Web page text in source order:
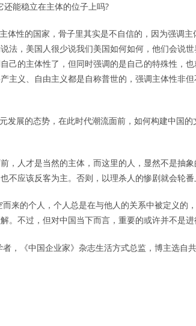
还能稳立在主体的位子上吗?
体性的国家，骨子里其实是不自信的，因为强调
法，美国人很少说我们美国如何如何，他们会说
己的主体性了，但同时强调的是自己的特殊性，
主义、自由主义都是自称普世的，强调主体性非
发展的态势，在此时代潮流面前，如何构建中国的
人才是当然的主体，而这里的人，显然不是抽
不应该反客为主。否则，以理杀人的惨剧就会轮番
来的个人，个人总是在与他人的关系中被定义的
。不过，但对中国当下而言，重要的或许并不是
，《中国企业家》杂志生活方式总监，博主选自